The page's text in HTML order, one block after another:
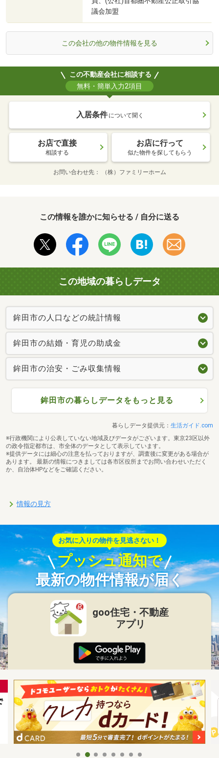
議会加盟
この会社の他の物件情報を見る
この不動産会社に相談する
無料・簡単入力2項目
入居条件 について聞く
お店で直接
相談する
お店に行って
似た物件を探してもらう
お問い合わせ先 （株）ファミリーホーム
この情報を誰かに知らせる / 自分に送る
この地域の暮らしデータ
鉾田市の人口などの統計情報
鉾田市の結婚・育児の助成金
鉾田市の治安・ごみ収集情報
鉾田市の暮らしデータをもっと見る
暮らしデータ提供元： 生活ガイド.com
※行政機関により公表していない地域及びデータがございます。東京23区以外
の政令指定都市は、市全体のデータとして表示しています。
※提供データには細心の注意を払っておりますが、調査後に変更がある場合が
あります。 最新の情報につきましては各市区役所までお問い合わせいただく
か、自治体HPなどをご確認ください。
情報の見方
お気に入りの物件を見逃さない！
プッシュ通知で
最新の物件情報が届く
goo住宅・不動産
アプリ